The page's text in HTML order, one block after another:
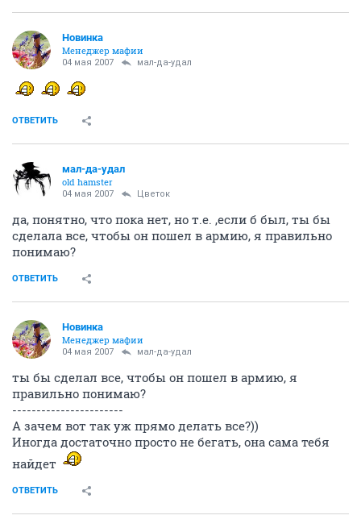
Новинка
Менеджер мафии
04 мая 2007 мал-да-удал
ОТВЕТИТЬ
мал-да-удал
old hamster
04 мая 2007 Цветок
да, понятно, что пока нет, но т.е. ,если б был, ты бы
сделала все, чтобы он пошел в армию, я правильно
понимаю?
ОТВЕТИТЬ
Новинка
Менеджер мафии
04 мая 2007 мал-да-удал
ты бы сделал все, чтобы он пошел в армию, я
правильно понимаю?
-----------------------
А зачем вот так уж прямо делать все?))
Иногда достаточно просто не бегать, она сама тебя
найдет
ОТВЕТИТЬ